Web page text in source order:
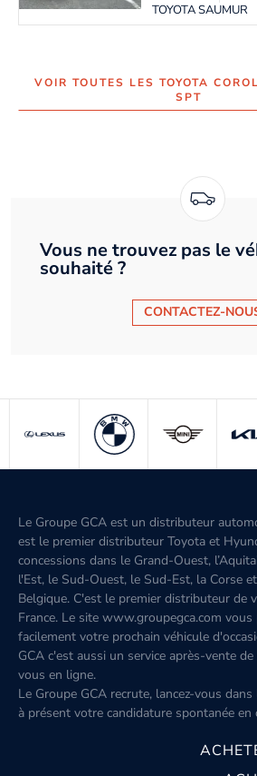
TOYOTA SAUMUR
VOIR TOUTES LES TOYOTA
SPT
Vous ne trouvez pas le
souhaité ?
CONTACTEZ-
Le Groupe GCA est un distributeur
est le premier distributeur Toyota et
concessions dans le Grand-Ouest,
l'Est, le Sud-Ouest, le Sud-Est, la Corse
Belgique. C'est le premier distributeur de
France. Le site www.groupegca.com
facilement votre prochain véhicule
GCA c'est aussi un service après-vente
vous en ligne.
Le Groupe GCA recrute, lancez-vous
à présent votre candidature spontanée en